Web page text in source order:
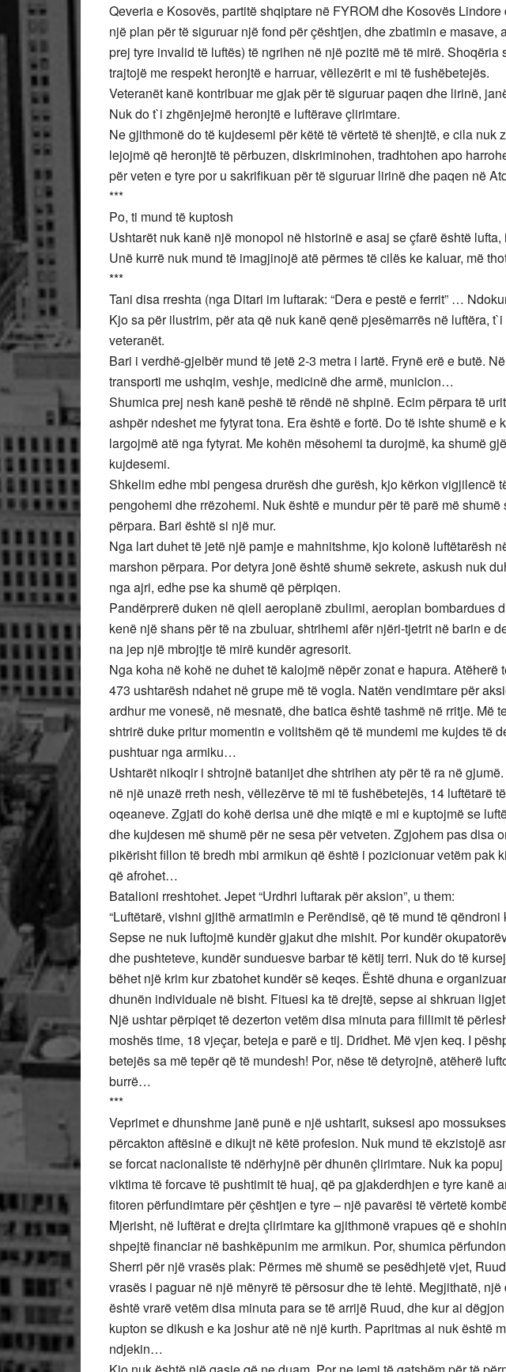
Qeveria e Kosovës, partitë shqiptare në FYROM dhe Kosovës
një plan për të siguruar një fond për çështjen, dhe zbatimin e masave,
prej tyre invalid të luftës) të ngrihen në një pozitë më të mirë. Shoqëria
trajtojë me respekt heronjtë e harruar, vëllezërit e mi të fushëbetejës.
Veteranët kanë kontribuar me gjak për të siguruar paqen dhe lirinë,
Nuk do t`i zhgënjejmë heronjtë e luftërave çlirimtare.
Ne gjithmonë do të kujdesemi për këtë të vërtetë të shenjtë, e cila nuk
lejojmë që heronjtë të përbuzen, diskriminohen, tradhtohen apo
për veten e tyre por u sakrifikuan për të siguruar lirinë dhe paqen në
***
Po, ti mund të kuptosh
Ushtarët nuk kanë një monopol në historinë e asaj se çfarë është lufta,
Unë kurrë nuk mund të imagjinojë atë përmes të cilës ke kaluar, më
***
Tani disa rreshta (nga Ditari im luftarak: “Dera e pestë e ferrit” …
Kjo sa për ilustrim, për ata që nuk kanë qenë pjesëmarrës në luftëra,
veteranët.
Bari i verdhë-gjelbër mund të jetë 2-3 metra i lartë. Frynë erë e butë.
transporti me ushqim, veshje, medicinë dhe armë, municion…
Shumica prej nesh kanë peshë të rëndë në shpinë. Ecim përpara të
ashpër ndeshet me fytyrat tona. Era është e fortë. Do të ishte shumë e
largojmë atë nga fytyrat. Me kohën mësohemi ta durojmë, ka shumë
kujdesemi.
Shkelim edhe mbi pengesa drurësh dhe gurësh, kjo kërkon vigjilencë
pengohemi dhe rrëzohemi. Nuk është e mundur për të parë më
përpara. Bari është si një mur.
Nga lart duhet të jetë një pamje e mahnitshme, kjo kolonë luftëtarësh
marshon përpara. Por detyra jonë është shumë sekrete, askush nuk
nga ajri, edhe pse ka shumë që përpiqen.
Pandërprerë duken në qiell aeroplanë zbulimi, aeroplan bombardues
kenë një shans për të na zbuluar, shtrihemi afër njëri-tjetrit në barin e
na jep një mbrojtje të mirë kundër agresorit.
Nga koha në kohë ne duhet të kalojmë nëpër zonat e hapura. Atëherë
473 ushtarësh ndahet në grupe më të vogla. Natën vendimtare për
ardhur me vonesë, në mesnatë, dhe batica është tashmë në rritje. Më
shtrirë duke pritur momentin e volitshëm që të mundemi me kujdes të
pushtuar nga armiku…
Ushtarët nikoqir i shtrojnë batanijet dhe shtrihen aty për të ra në
në një unazë rreth nesh, vëllezërve të mi të fushëbetejës, 14 luftëtarë
oqeaneve. Zgjati do kohë derisa unë dhe miqtë e mi e kuptojmë se
dhe kujdesen më shumë për ne sesa për vetveten. Zgjohem pas disa
pikërisht fillon të bredh mbi armikun që është i pozicionuar vetëm pak
që afrohet…
Batalioni rreshtohet. Jepet “Urdhri luftarak për aksion”, u them:
“Luftëtarë, vishni gjithë armatimin e Perëndisë, që të mund të
Sepse ne nuk luftojmë kundër gjakut dhe mishit. Por kundër
dhe pushteteve, kundër sunduesve barbar të këtij terri. Nuk do të
bëhet një krim kur zbatohet kundër së keqes. Është dhuna e
dhunën individuale në bisht. Fituesi ka të drejtë, sepse ai shkruan
Një ushtar përpiqet të dezerton vetëm disa minuta para fillimit të
moshës time, 18 vjeçar, beteja e parë e tij. Dridhet. Më vjen keq. I
betejës sa më tepër që të mundesh! Por, nëse të detyrojnë, atëherë
burrë…
***
Veprimet e dhunshme janë punë e një ushtarit, suksesi apo
përcakton aftësinë e dikujt në këtë profesion. Nuk mund të ekzistojë
se forcat nacionaliste të ndërhyjnë për dhunën çlirimtare. Nuk ka
viktima të forcave të pushtimit të huaj, që pa gjakderdhjen e tyre kanë
fitoren përfundimtare për çështjen e tyre – një pavarësi të vërtetë
Mjerisht, në luftërat e drejta çlirimtare ka gjithmonë vrapues që e
shpejtë financiar në bashkëpunim me armikun. Por, shumica
Sherri për një vrasës plak: Përmes më shumë se pesëdhjetë vjet,
vrasës i paguar në një mënyrë të përsosur dhe të lehtë. Megjithatë,
është vrarë vetëm disa minuta para se të arrijë Ruud, dhe kur ai
kupton se dikush e ka joshur atë në një kurth. Papritmas ai nuk është
ndjekin…